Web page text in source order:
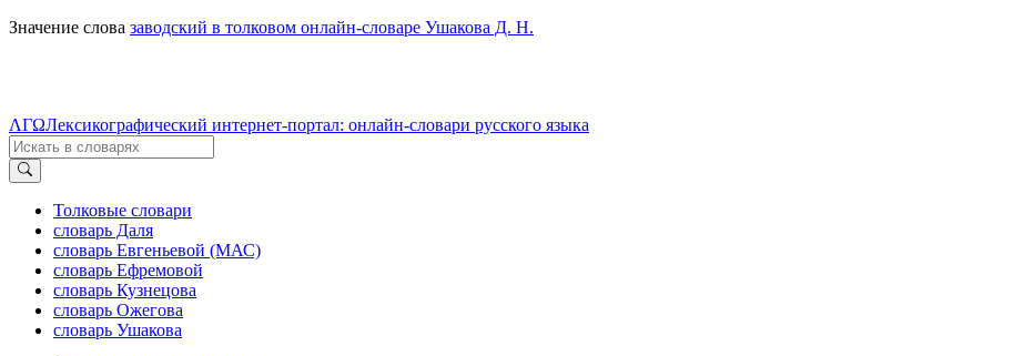
Значение слова заводский в толковом онлайн-словаре Ушакова Д. Н.
ΛΓΩЛексикографический интернет-портал: онлайн-словари русского языка
Толковые словари
словарь Даля
словарь Евгеньевой (МАС)
словарь Ефремовой
словарь Кузнецова
словарь Ожегова
словарь Ушакова